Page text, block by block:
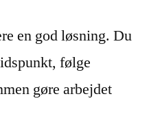
en god løsning. Du
følge
gøre arbejdet